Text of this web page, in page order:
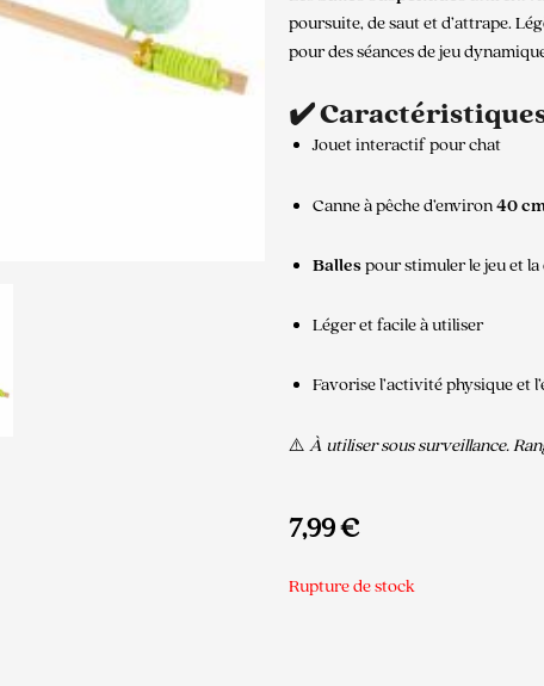
poursuite, de saut et d’attrape.
pour des séances de jeu
✔️
Jouet interactif pour chat
Canne à pêche d’environ40
Ballespour stimuler le jeu et la
Léger et facile à utiliser
Favorise l’activité physique et
⚠️ À utiliser sous surveillance.
7,99€
Rupture de stock